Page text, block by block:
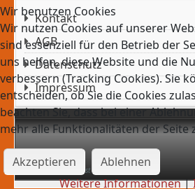
Freitag, 07. August 2026
Kontakt
AGB
Datenschutz
Impressum
Wir benutzen Cookies
Wir nutzen Cookies auf unserer
sind essenziell für den Betrieb der
uns helfen, diese Website und die
verbessern (Tracking Cookies). Sie
entscheiden, ob Sie die Cookies
beachten Sie, dass bei einer
mehr alle Funktionalitäten der Seite
Akzeptieren
Ablehnen
Weitere Informationen|